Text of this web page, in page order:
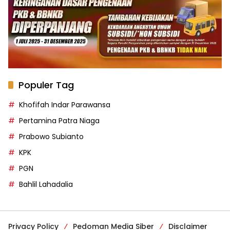
Populer Tag
Khofifah Indar Parawansa
Pertamina Patra Niaga
Prabowo Subianto
KPK
PGN
Bahlil Lahadalia
Privacy Policy Pedoman Media Siber Disclaimer